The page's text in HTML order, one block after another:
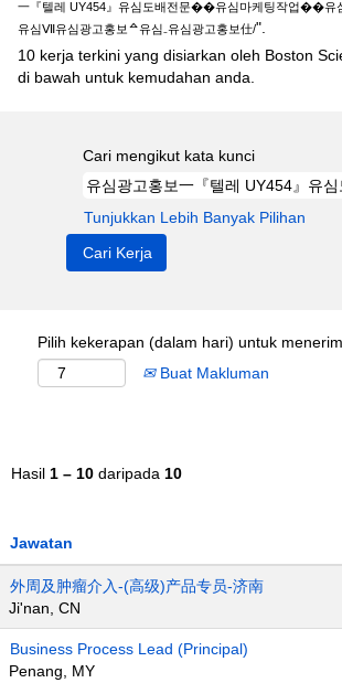
一『텔레 UY454』유심도배전문��유심마케팅작업��유
유심Ⅶ유심광고홍보ᅀ유심₋유심광고홍보仕/".
10 kerja terkini yang disiarkan oleh Boston
di bawah untuk kemudahan anda.
Cari mengikut kata kunci
Tunjukkan Lebih Banyak Pilihan
Pilih kekerapan (dalam hari) untuk
Buat Makluman
Hasil 1 – 10 daripada 10
Jawatan
外周及肿瘤介入-(高级)产品专员-济南
Ji'nan, CN
Business Process Lead (Principal)
Penang, MY